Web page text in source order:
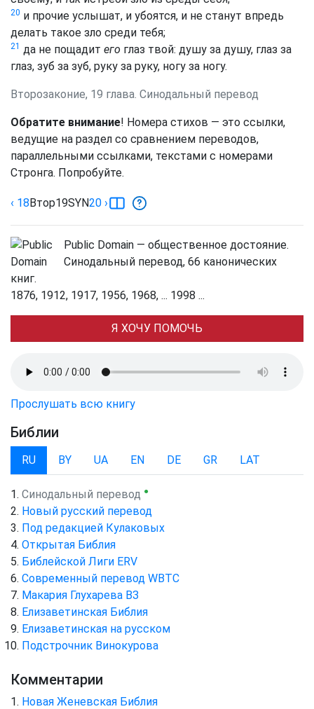
20 и прочие услышат, и убоятся, и не станут впредь
делать такое зло среди тебя;
21 да не пощадит его глаз твой: душу за душу, глаз за
глаз, зуб за зуб, руку за руку, ногу за ногу.
Второзаконие, 19 глава. Синодальный перевод
Обратите внимание! Номера стихов — это ссылки,
ведущие на раздел со сравнением переводов,
параллельными ссылками, текстами с номерами
Стронга. Попробуйте.
‹ 18Втор19SYN20 ›
Public Domain — общественное достояние.
Синодальный перевод, 66 канонических
книг.
1876, 1912, 1917, 1956, 1968, ... 1998 ...
Я ХОЧУ ПОМОЧЬ
Прослушать всю книгу
Библии
RU BY UA EN DE GR LAT
Синодальный перевод ●
Новый русский перевод
Под редакцией Кулаковых
Открытая Библия
Библейской Лиги ERV
Cовременный перевод WBTC
Макария Глухарева ВЗ
Елизаветинская Библия
Елизаветинская на русском
Подстрочник Винокурова
Комментарии
Новая Женевская Библия